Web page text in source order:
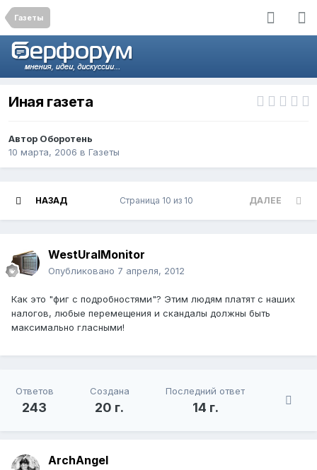
Газеты
Иная газета
Автор Оборотень
10 марта, 2006 в Газеты
НАЗАД ДАЛЕЕ
Страница 10 из 10
WestUralMonitor
Опубликовано 7 апреля, 2012
Как это "фиг с подробностями"? Этим людям платят с наших
налогов, любые перемещения и скандалы должны быть
максимально гласными!
Ответов
243
Создана
20 г.
Последний ответ
14 г.
ArchАngel